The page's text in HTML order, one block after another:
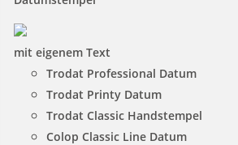
mit eigenem Text
Trodat Professional Datum
Trodat Printy Datum
Trodat Classic Handstempel
Colop Classic Line Datum